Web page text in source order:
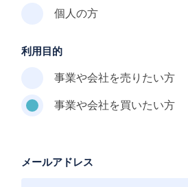
個人の方
利用目的
事業や会社を売りたい方
事業や会社を買いたい方
メールアドレス